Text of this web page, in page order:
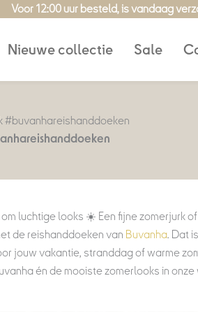
Voor 12:00 uur besteld, is vandaag
Nieuwe collectie Sale
#buvanhareishanddoeken
luchtige looks ☀️ Een fijne zomerjurk
de reishanddoeken van Buvanha. Dat
jouw vakantie, stranddag of warme
én de mooiste zomerlooks in